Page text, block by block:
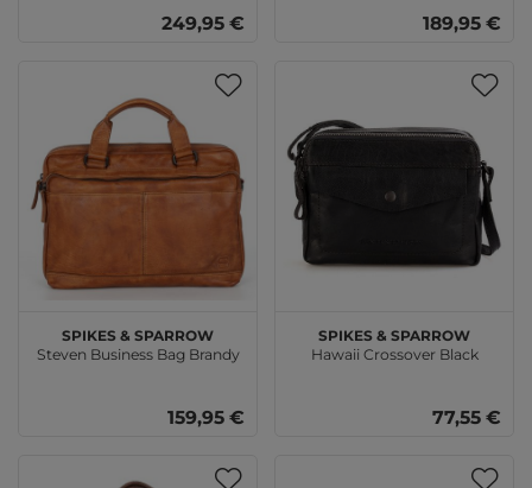
249,95 € 189,95 €
SPIKES & SPARROW
Steven Business Bag Brandy
159,95 €
SPIKES & SPARROW
Hawaii Crossover Black
77,55 €